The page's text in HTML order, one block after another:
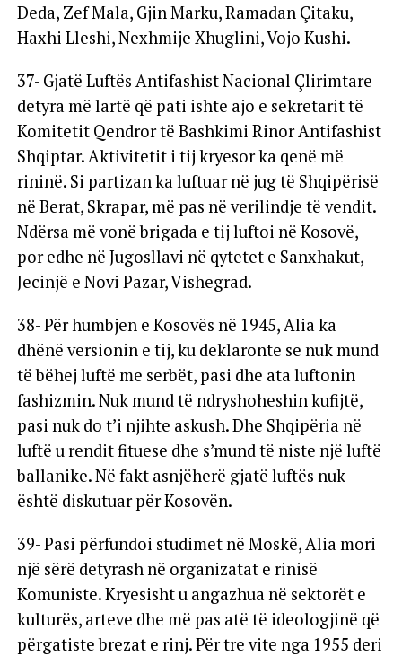
Deda, Zef Mala, Gjin Marku, Ramadan Çitaku,
Haxhi Lleshi, Nexhmije Xhuglini, Vojo Kushi.
37- Gjatë Luftës Antifashist Nacional Çlirimtare
detyra më lartë që pati ishte ajo e sekretarit të
Komitetit Qendror të Bashkimi Rinor Antifashist
Shqiptar. Aktivitetit i tij kryesor ka qenë më
rininë. Si partizan ka luftuar në jug të Shqipërisë
në Berat, Skrapar, më pas në verilindje të vendit.
Ndërsa më vonë brigada e tij luftoi në Kosovë,
por edhe në Jugosllavi në qytetet e Sanxhakut,
Jecinjë e Novi Pazar, Vishegrad.
38- Për humbjen e Kosovës në 1945, Alia ka
dhënë versionin e tij, ku deklaronte se nuk mund
të bëhej luftë me serbët, pasi dhe ata luftonin
fashizmin. Nuk mund të ndryshoheshin kufijtë,
pasi nuk do t’i njihte askush. Dhe Shqipëria në
luftë u rendit fituese dhe s’mund të niste një luftë
ballanike. Në fakt asnjëherë gjatë luftës nuk
është diskutuar për Kosovën.
39- Pasi përfundoi studimet në Moskë, Alia mori
një sërë detyrash në organizatat e rinisë
Komuniste. Kryesisht u angazhua në sektorët e
kulturës, arteve dhe më pas atë të ideologjinë që
përgatiste brezat e rinj. Për tre vite nga 1955 deri